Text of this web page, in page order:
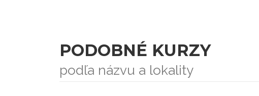
PODOBNÉ KURZY
podľa názvu a lokality